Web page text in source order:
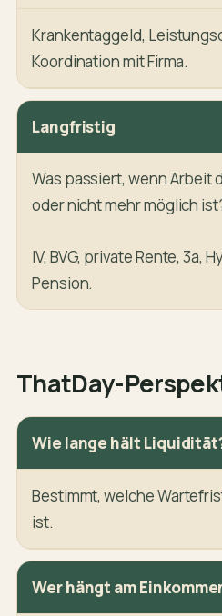
Krankentaggeld,
Koordination mit Firma.
Langfristig
Was passiert, wenn Arbeit
oder nicht mehr möglich
IV, BVG, private Rente, 3a,
Pension.
ThatDay-
Wie lange hält
Bestimmt, welche
ist.
Wer hängt am